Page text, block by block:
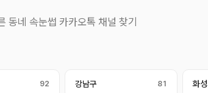
동네 속눈썹 카카오톡 채널 찾기
92 강남구 81 화성